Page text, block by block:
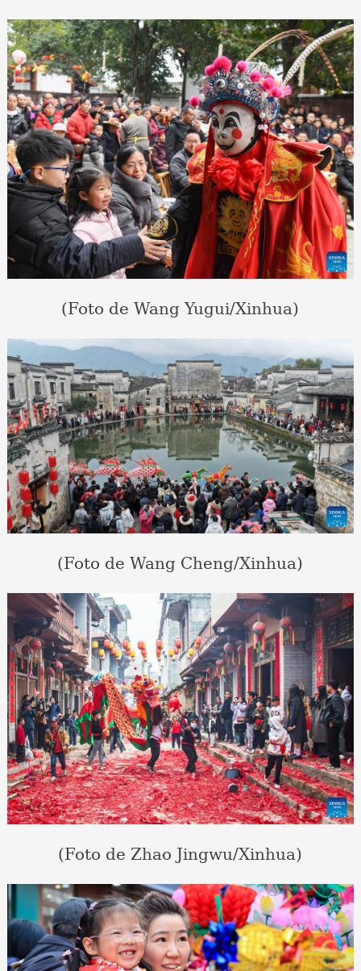
(Foto de Wang Yugui/Xinhua)
(Foto de Wang Cheng/Xinhua)
(Foto de Zhao Jingwu/Xinhua)